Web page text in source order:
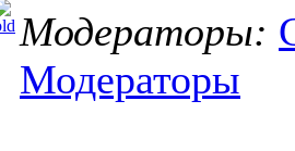
Модераторы:
Модераторы